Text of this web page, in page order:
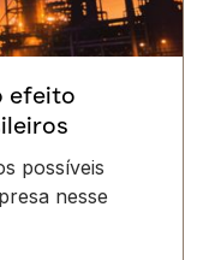
efeito
possíveis
nesse